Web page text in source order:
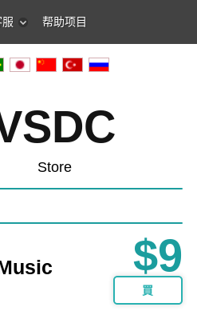
服 帮助项目
Store
$9
買